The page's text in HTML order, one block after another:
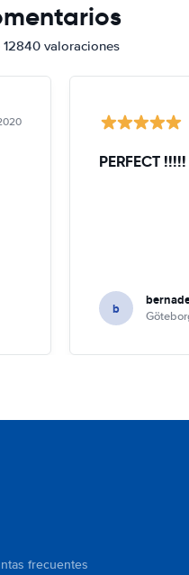
12840 valoraciones
PERFECT !!!!!
b
frecuentes